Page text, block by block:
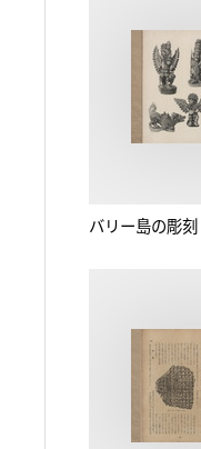
バリー島の彫刻